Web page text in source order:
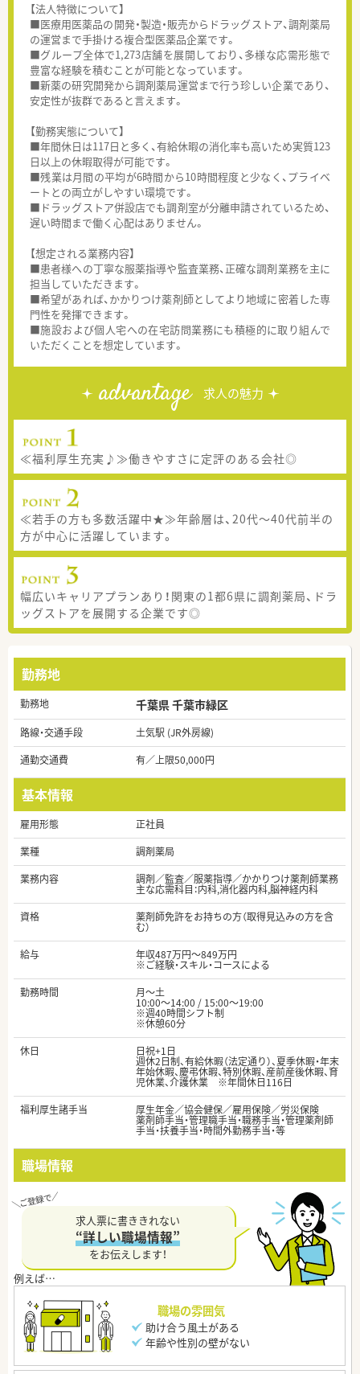
【法人特徴について】
■医療用医薬品の開発・製造・販売からドラッグストア、調剤薬局
の運営まで手掛ける複合型医薬品企業です。
■グループ全体で1,273店舗を展開しており、多様な応需形態で
豊富な経験を積むことが可能となっています。
■新薬の研究開発から調剤薬局運営まで行う珍しい企業であり、
安定性が抜群であると言えます。
【勤務実態について】
■年間休日は117日と多く、有給休暇の消化率も高いため実質123
日以上の休暇取得が可能です。
■残業は月間の平均が6時間から10時間程度と少なく、プライベ
ートとの両立がしやすい環境です。
■ドラッグストア併設店でも調剤室が分離申請されているため、
遅い時間まで働く心配はありません。
【想定される業務内容】
■患者様への丁寧な服薬指導や監査業務、正確な調剤業務を主に
担当していただきます。
■希望があれば、かかりつけ薬剤師としてより地域に密着した専
門性を発揮できます。
■施設および個人宅への在宅訪問業務にも積極的に取り組んで
いただくことを想定しています。
advantage 求人の魅力
≪福利厚生充実♪≫働きやすさに定評のある会社◎
≪若手の方も多数活躍中★≫年齢層は、20代～40代前半の
方が中心に活躍しています。
幅広いキャリアプランあり！関東の1都6県に調剤薬局、ドラ
ッグストアを展開する企業です◎
勤務地
勤務地 千葉県 千葉市緑区
路線・交通手段
土気駅 (JR外房線)
通勤交通費
有／上限50,000円
基本情報
雇用形態
正社員
業種
調剤薬局
業務内容
調剤／監査／服薬指導／かかりつけ薬剤師業務
主な応需科目：内科,消化器内科,脳神経内科
資格
薬剤師免許をお持ちの方（取得見込みの方を含
む）
給与
年収487万円～849万円
※ご経験・スキル・コースによる
勤務時間
月～土
10:00～14:00 / 15:00～19:00
※週40時間シフト制
※休憩60分
休日
日祝+1日
週休2日制、有給休暇（法定通り）、夏季休暇・年末
年始休暇、慶弔休暇、特別休暇、産前産後休暇、育
児休業、介護休業 ※年間休日116日
福利厚生諸手当
厚生年金／協会健保／雇用保険／労災保険
薬剤師手当・管理職手当・職務手当・管理薬剤師
手当・扶養手当・時間外勤務手当・等
職場情報
求人票に書ききれない
“詳しい職場情報”
をお伝えします！
職場の雰囲気
助け合う風土がある
年齢や性別の壁がない